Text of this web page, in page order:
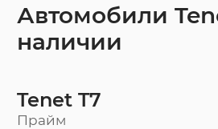
Автомобили
наличии
Tenet T7
Прайм